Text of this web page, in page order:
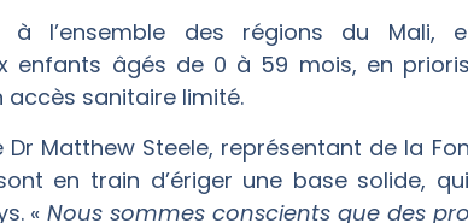
à l’ensemble des régions du Mali,
enfants âgés de 0 à 59 mois, en
accès sanitaire limité.
Matthew Steele, représentant de la
en train d’ériger une base solide,
«Nous sommes conscients que des